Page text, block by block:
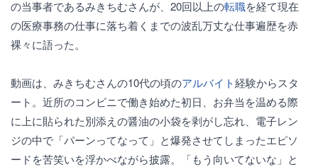
の当事者であるみきちむさんが、20回以上の転職を経て現在
の医療事務の仕事に落ち着くまでの波乱万丈な仕事遍歴を赤
裸々に語った。
動画は、みきちむさんの10代の頃のアルバイト経験からスタ
ート。近所のコンビニで働き始めた初日、お弁当を温める際
に上に貼られた別添えの醤油の小袋を剥がし忘れ、電子レン
ジの中で「パーンってなって」と爆発させてしまったエピソ
ードを苦笑いを浮かべながら披露。「もう向いてないな」と